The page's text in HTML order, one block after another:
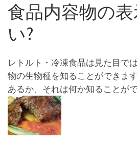
食品内容物の
い?
レトルト・冷凍食品は見た目で
物の生物種を知ることができま
あるか、それは何か知ることがで